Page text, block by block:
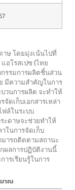
าษ โดยมุ่งเน้นไปที่
อโรสเปซ (ไทย
รรมการผลิตชิ้นส่วน
มีความสำคัญในการ
วนการผลิต จะทำให้
ดเก็บเอกสารเหล่า
ฟล์ในระบบ
ะดาษจะช่วยทำให้
ในการจัดเก็บ
ารถติดตามสถานะ
ผลการปฏิบัติงานนี้
รเรียนรู้ในการ
าณ